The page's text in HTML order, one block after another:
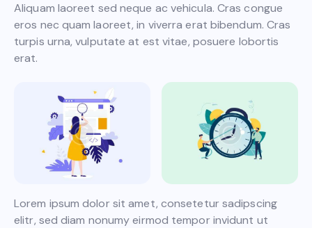
Aliquam laoreet sed neque ac vehicula. Cras congue
eros nec quam laoreet, in viverra erat bibendum. Cras
turpis urna, vulputate at est vitae, posuere lobortis
erat.
Lorem ipsum dolor sit amet, consetetur sadipscing
elitr, sed diam nonumy eirmod tempor invidunt ut